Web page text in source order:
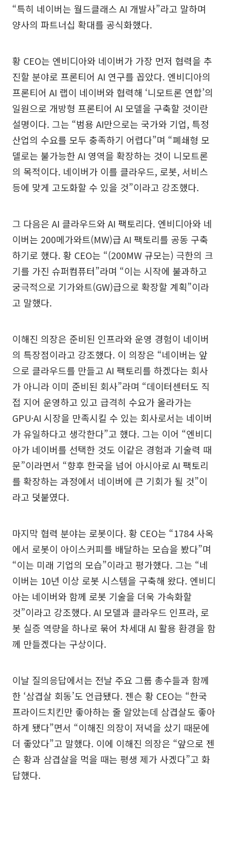
“특히 네이버는 월드클래스 AI 개발사”라고 말하며
양사의 파트너십 확대를 공식화했다.
황 CEO는 엔비디아와 네이버가 가장 먼저 협력을 추
진할 분야로 프론티어 AI 연구를 꼽았다. 엔비디아의
프론티어 AI 랩이 네이버와 협력해 ‘니모트론 연합’의
일원으로 개방형 프론티어 AI 모델을 구축할 것이란
설명이다. 그는 “범용 AI만으로는 국가와 기업, 특정
산업의 수요를 모두 충족하기 어렵다”며 “폐쇄형 모
델로는 불가능한 AI 영역을 확장하는 것이 니모트론
의 목적이다. 네이버가 이를 클라우드, 로봇, 서비스
등에 맞게 고도화할 수 있을 것”이라고 강조했다.
그 다음은 AI 클라우드와 AI 팩토리다. 엔비디아와 네
이버는 200메가와트(MW)급 AI 팩토리를 공동 구축
하기로 했다. 황 CEO는 “(200MW 규모는) 극한의 크
기를 가진 슈퍼컴퓨터”라며 “이는 시작에 불과하고
궁극적으로 기가와트(GW)급으로 확장할 계획”이라
고 말했다.
이해진 의장은 준비된 인프라와 운영 경험이 네이버
의 특장점이라고 강조했다. 이 의장은 “네이버는 앞
으로 클라우드를 만들고 AI 팩토리를 하겠다는 회사
가 아니라 이미 준비된 회사”라며 “데이터센터도 직
접 지어 운영하고 있고 급격히 수요가 올라가는
GPU·AI 시장을 만족시킬 수 있는 회사로서는 네이버
가 유일하다고 생각한다”고 했다. 그는 이어 “엔비디
아가 네이버를 선택한 것도 이같은 경험과 기술력 때
문”이라면서 “향후 한국을 넘어 아시아로 AI 팩토리
를 확장하는 과정에서 네이버에 큰 기회가 될 것”이
라고 덧붙였다.
마지막 협력 분야는 로봇이다. 황 CEO는 “1784 사옥
에서 로봇이 아이스커피를 배달하는 모습을 봤다”며
“이는 미래 기업의 모습”이라고 평가했다. 그는 “네
이버는 10년 이상 로봇 시스템을 구축해 왔다. 엔비디
아는 네이버와 함께 로봇 기술을 더욱 가속화할
것”이라고 강조했다. AI 모델과 클라우드 인프라, 로
봇 실증 역량을 하나로 묶어 차세대 AI 활용 환경을 함
께 만들겠다는 구상이다.
이날 질의응답에서는 전날 주요 그룹 총수들과 함께
한 ‘삼겹살 회동’도 언급됐다. 젠슨 황 CEO는 “한국
프라이드치킨만 좋아하는 줄 알았는데 삼겹살도 좋아
하게 됐다”면서 “이해진 의장이 저녁을 샀기 때문에
더 좋았다”고 말했다. 이에 이해진 의장은 “앞으로 젠
슨 황과 삼겹살을 먹을 때는 평생 제가 사겠다”고 화
답했다.